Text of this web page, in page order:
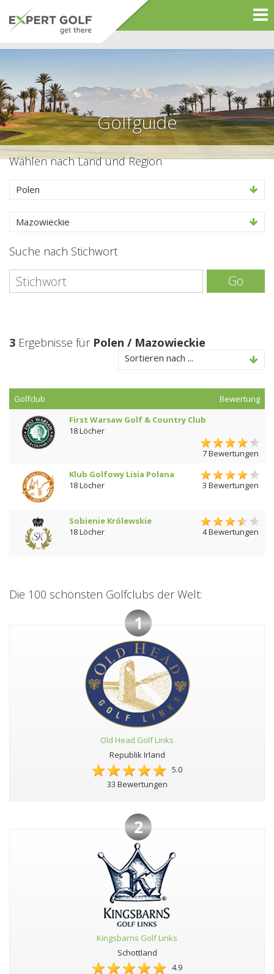
Golfguide
Wählen nach Land und Region
Polen
Mazowieckie
Suche nach Stichwort
Go
3 Ergebnisse für Polen / Mazowieckie
Sortieren nach ...
Golfclub
Bewertung
First Warsaw Golf & Country Club
18 Löcher
7 Bewertungen
Klub Golfowy Lisia Polana
18 Löcher
3 Bewertungen
Sobienie Królewskie
18 Löcher
4 Bewertungen
Die 100 schönsten Golfclubs der Welt:
1
Old Head Golf Links
Republik Irland
5.0
33 Bewertungen
2
Kingsbarns Golf Links
Schottland
4.9